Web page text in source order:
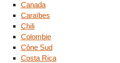
Canada
Caraïbes
Chili
Colombie
Cône Sud
Costa Rica